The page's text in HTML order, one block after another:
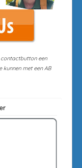
contactbutton een
kunnen met een AB